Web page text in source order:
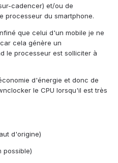
cadencer) et/ou de
processeur du smartphone.
que celui d'un mobile je ne
cela génère un
le processeur est solliciter à
d'énergie et donc de
le CPU lorsqu'il est très
d'origine)
possible)